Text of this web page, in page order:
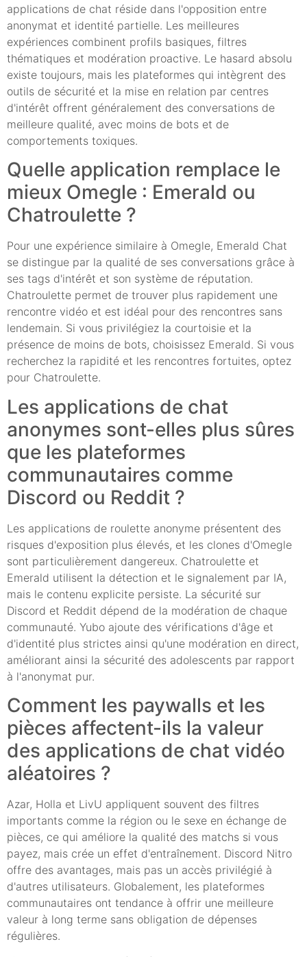
applications de chat réside dans l'opposition entre
anonymat et identité partielle. Les meilleures
expériences combinent profils basiques, filtres
thématiques et modération proactive. Le hasard absolu
existe toujours, mais les plateformes qui intègrent des
outils de sécurité et la mise en relation par centres
d'intérêt offrent généralement des conversations de
meilleure qualité, avec moins de bots et de
comportements toxiques.
Quelle application remplace le
mieux Omegle : Emerald ou
Chatroulette ?
Pour une expérience similaire à Omegle, Emerald Chat
se distingue par la qualité de ses conversations grâce à
ses tags d'intérêt et son système de réputation.
Chatroulette permet de trouver plus rapidement une
rencontre vidéo et est idéal pour des rencontres sans
lendemain. Si vous privilégiez la courtoisie et la
présence de moins de bots, choisissez Emerald. Si vous
recherchez la rapidité et les rencontres fortuites, optez
pour Chatroulette.
Les applications de chat
anonymes sont-elles plus sûres
que les plateformes
communautaires comme
Discord ou Reddit ?
Les applications de roulette anonyme présentent des
risques d'exposition plus élevés, et les clones d'Omegle
sont particulièrement dangereux. Chatroulette et
Emerald utilisent la détection et le signalement par IA,
mais le contenu explicite persiste. La sécurité sur
Discord et Reddit dépend de la modération de chaque
communauté. Yubo ajoute des vérifications d'âge et
d'identité plus strictes ainsi qu'une modération en direct,
améliorant ainsi la sécurité des adolescents par rapport
à l'anonymat pur.
Comment les paywalls et les
pièces affectent-ils la valeur
des applications de chat vidéo
aléatoires ?
Azar, Holla et LivU appliquent souvent des filtres
importants comme la région ou le sexe en échange de
pièces, ce qui améliore la qualité des matchs si vous
payez, mais crée un effet d'entraînement. Discord Nitro
offre des avantages, mais pas un accès privilégié à
d'autres utilisateurs. Globalement, les plateformes
communautaires ont tendance à offrir une meilleure
valeur à long terme sans obligation de dépenses
régulières.